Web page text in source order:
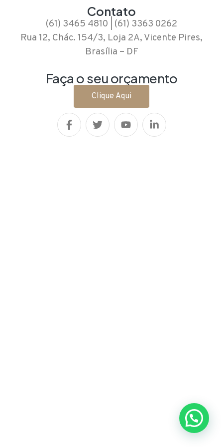
Contato
(61) 3465 4810
(61) 3363 0262
Rua 12, Chác. 154/3, Loja 2A, Vicente Pires,
Brasília – DF
Faça o seu orçamento
Clique Aqui